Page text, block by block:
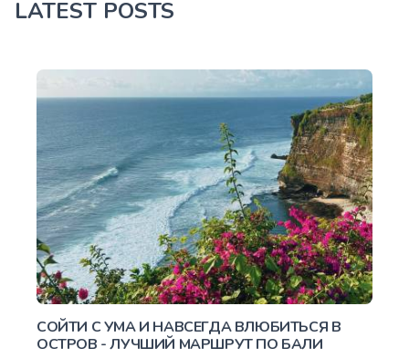
LATEST POSTS
СОЙТИ С УМА И НАВСЕГДА ВЛЮБИТЬСЯ В
ОСТРОВ - ЛУЧШИЙ МАРШРУТ ПО БАЛИ